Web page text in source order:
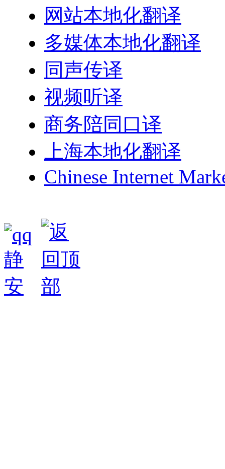
网站本地化翻译
多媒体本地化翻译
同声传译
视频听译
商务陪同口译
上海本地化翻译
Chinese Internet